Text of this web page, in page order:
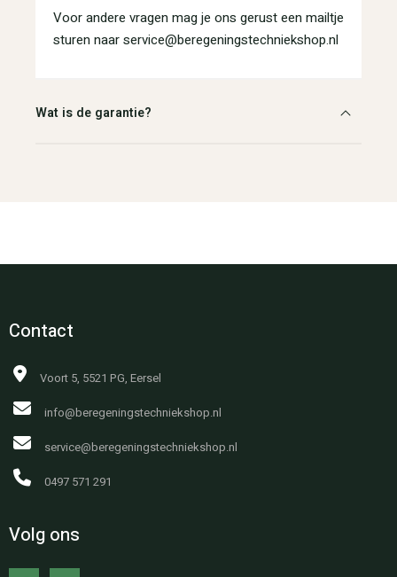
Voor andere vragen mag je ons gerust een mailtje
sturen naar service@beregeningstechniekshop.nl
Wat is de garantie?
Contact
Voort 5, 5521 PG, Eersel
info@beregeningstechniekshop.nl
service@beregeningstechniekshop.nl
0497 571 291
Volg ons